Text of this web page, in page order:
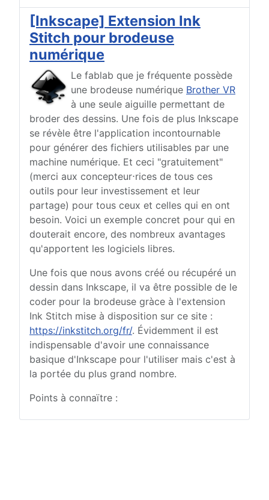
[Inkscape] Extension Ink
Stitch pour brodeuse
numérique
Le fablab que je fréquente possède
une brodeuse numérique Brother VR
à une seule aiguille permettant de
broder des dessins. Une fois de plus Inkscape
se révèle être l'application incontournable
pour générer des fichiers utilisables par une
machine numérique. Et ceci "gratuitement"
(merci aux concepteur⋅rices de tous ces
outils pour leur investissement et leur
partage) pour tous ceux et celles qui en ont
besoin. Voici un exemple concret pour qui en
douterait encore, des nombreux avantages
qu'apportent les logiciels libres.
Une fois que nous avons créé ou récupéré un
dessin dans Inkscape, il va être possible de le
coder pour la brodeuse gràce à l'extension
Ink Stitch mise à disposition sur ce site :
https://inkstitch.org/fr/. Évidemment il est
indispensable d'avoir une connaissance
basique d'Inkscape pour l'utiliser mais c'est à
la portée du plus grand nombre.
Points à connaïtre :